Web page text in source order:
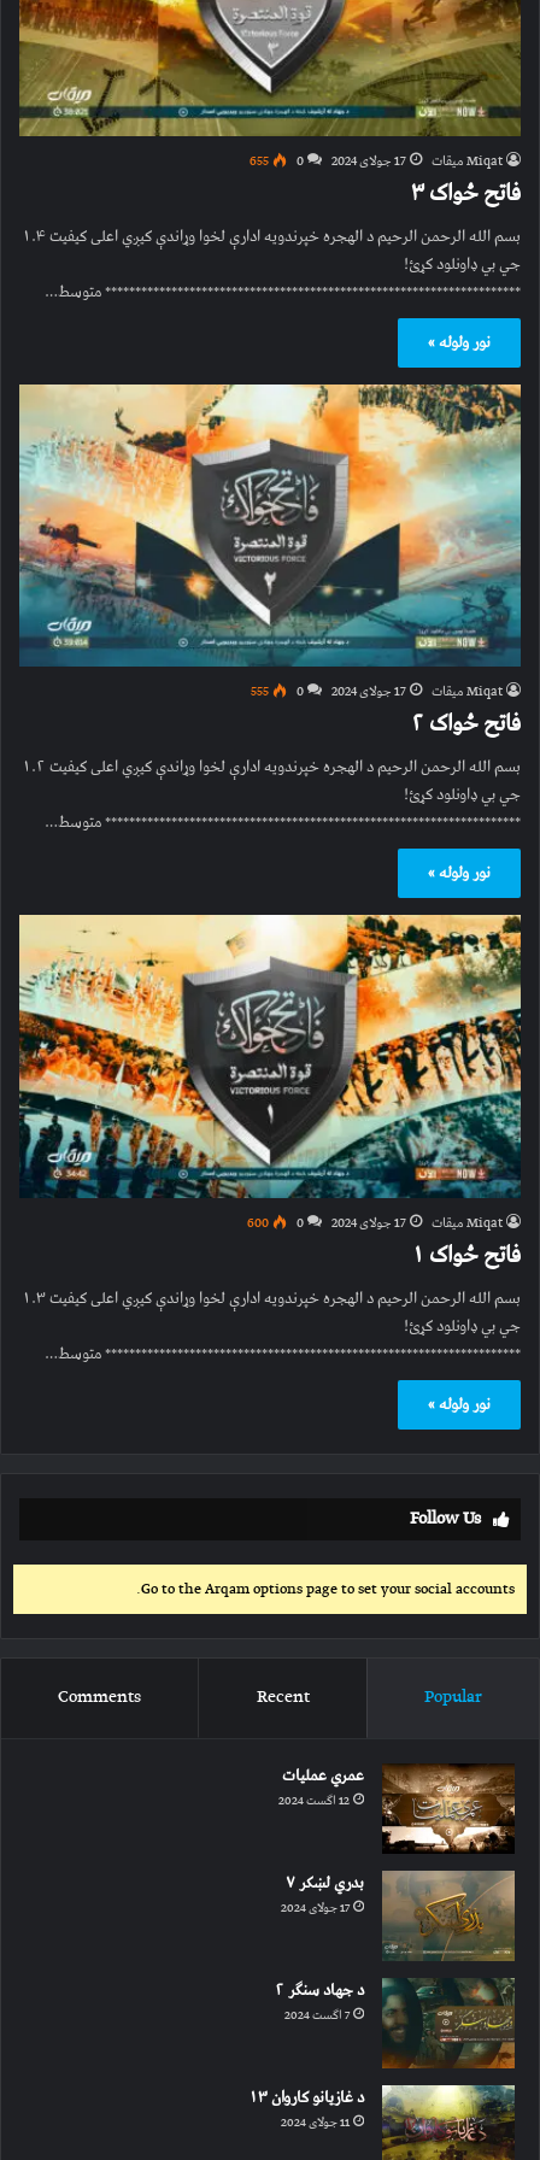
Miqat میقات 17 جولای 2024 0
655
فاتح ځواک ۳
بسم الله الرحمن الرحیم د الهجره خپرندویه ادارې لخوا وړاندې کیږي اعلی کیفیت ۱.۴
جي بي ډاونلود کړئ!
********************************************************************* متوسط…
نور ولوله »
Miqat میقات 17 جولای 2024 0
555
فاتح ځواک ۲
بسم الله الرحمن الرحیم د الهجره خپرندویه ادارې لخوا وړاندې کیږي اعلی کیفیت ۱.۲
جي بي ډاونلود کړئ!
********************************************************************* متوسط…
نور ولوله »
Miqat میقات 17 جولای 2024 0
600
فاتح ځواک ۱
بسم الله الرحمن الرحیم د الهجره خپرندویه ادارې لخوا وړاندې کیږي اعلی کیفیت ۱.۳
جي بي ډاونلود کړئ!
********************************************************************* متوسط…
نور ولوله »
Follow Us
Go to the Arqam options page to set your social accounts.
Popular
Recent
Comments
عمري عملیات
12 اگست 2024
بدري لښکر ۷
17 جولای 2024
د جهاد سنګر ۲
7 اگست 2024
د غازیانو کاروان ۱۳
11 جولای 2024